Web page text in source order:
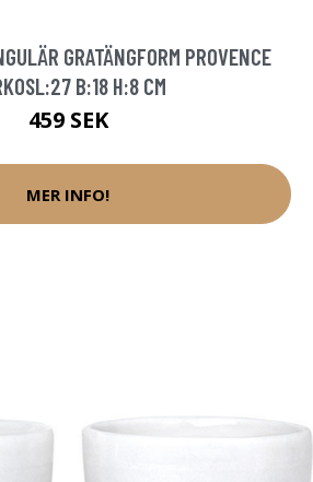
GRATÄNGFORM PROVENCE
B:18 H:8 CM
459 SEK
MER INFO!